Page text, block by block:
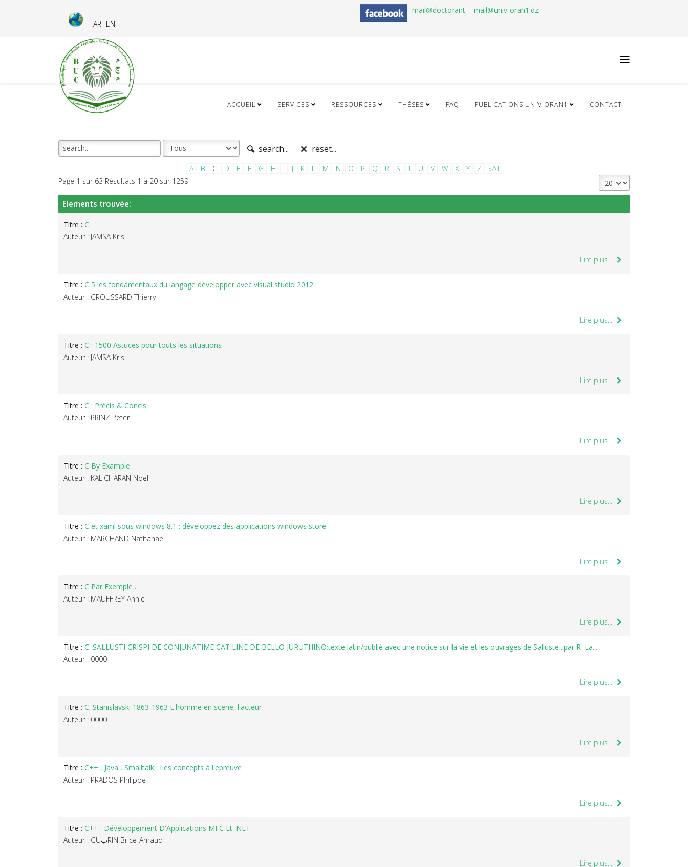
AR EN
mail@doctorant mail@univ-oran1.dz
ACCUEIL SERVICES RESSOURCES THÈSES FAQ PUBLICATIONS UNIV-ORAN1 CONTACT
search... reset...
A B C D E F G H I J K L M N O P Q R S T U V W X Y Z
»All
Page 1 sur 63 Résultats 1 à 20 sur 1259
Elements trouvée:
Titre : C
Auteur : JAMSA Kris
Lire plus...
Titre : C 5 les fondamentaux du langage développer avec visual studio 2012
Auteur : GROUSSARD Thierry
Lire plus...
Titre : C : 1500 Astuces pour touts les situations
Auteur : JAMSA Kris
Lire plus...
Titre : C : Précis & Concis .
Auteur : PRINZ Peter
Lire plus...
Titre : C By Example .
Auteur : KALICHARAN Noel
Lire plus...
Titre : C et xaml sous windows 8.1 : développez des applications windows store
Auteur : MARCHAND Nathanael
Lire plus...
Titre : C Par Exemple .
Auteur : MAUFFREY Annie
Lire plus...
Titre : C. SALLUSTI CRISPI DE CONJUNATIME CATILINE DE BELLO JURUTHINO:texte latin/publié avec une notice sur la vie et les ouvrages de Salluste...par R. La...
Auteur : 0000
Lire plus...
Titre : C. Stanislavski 1863-1963 L'homme en scene, l'acteur
Auteur : 0000
Lire plus...
Titre : C++ , Java , Smalltalk : Les concepts à l'epreuve
Auteur : PRADOS Philippe
Lire plus...
Titre : C++ : Développement D'Applications MFC Et .NET .
Auteur : GUبRIN Brice-Arnaud
Lire plus...